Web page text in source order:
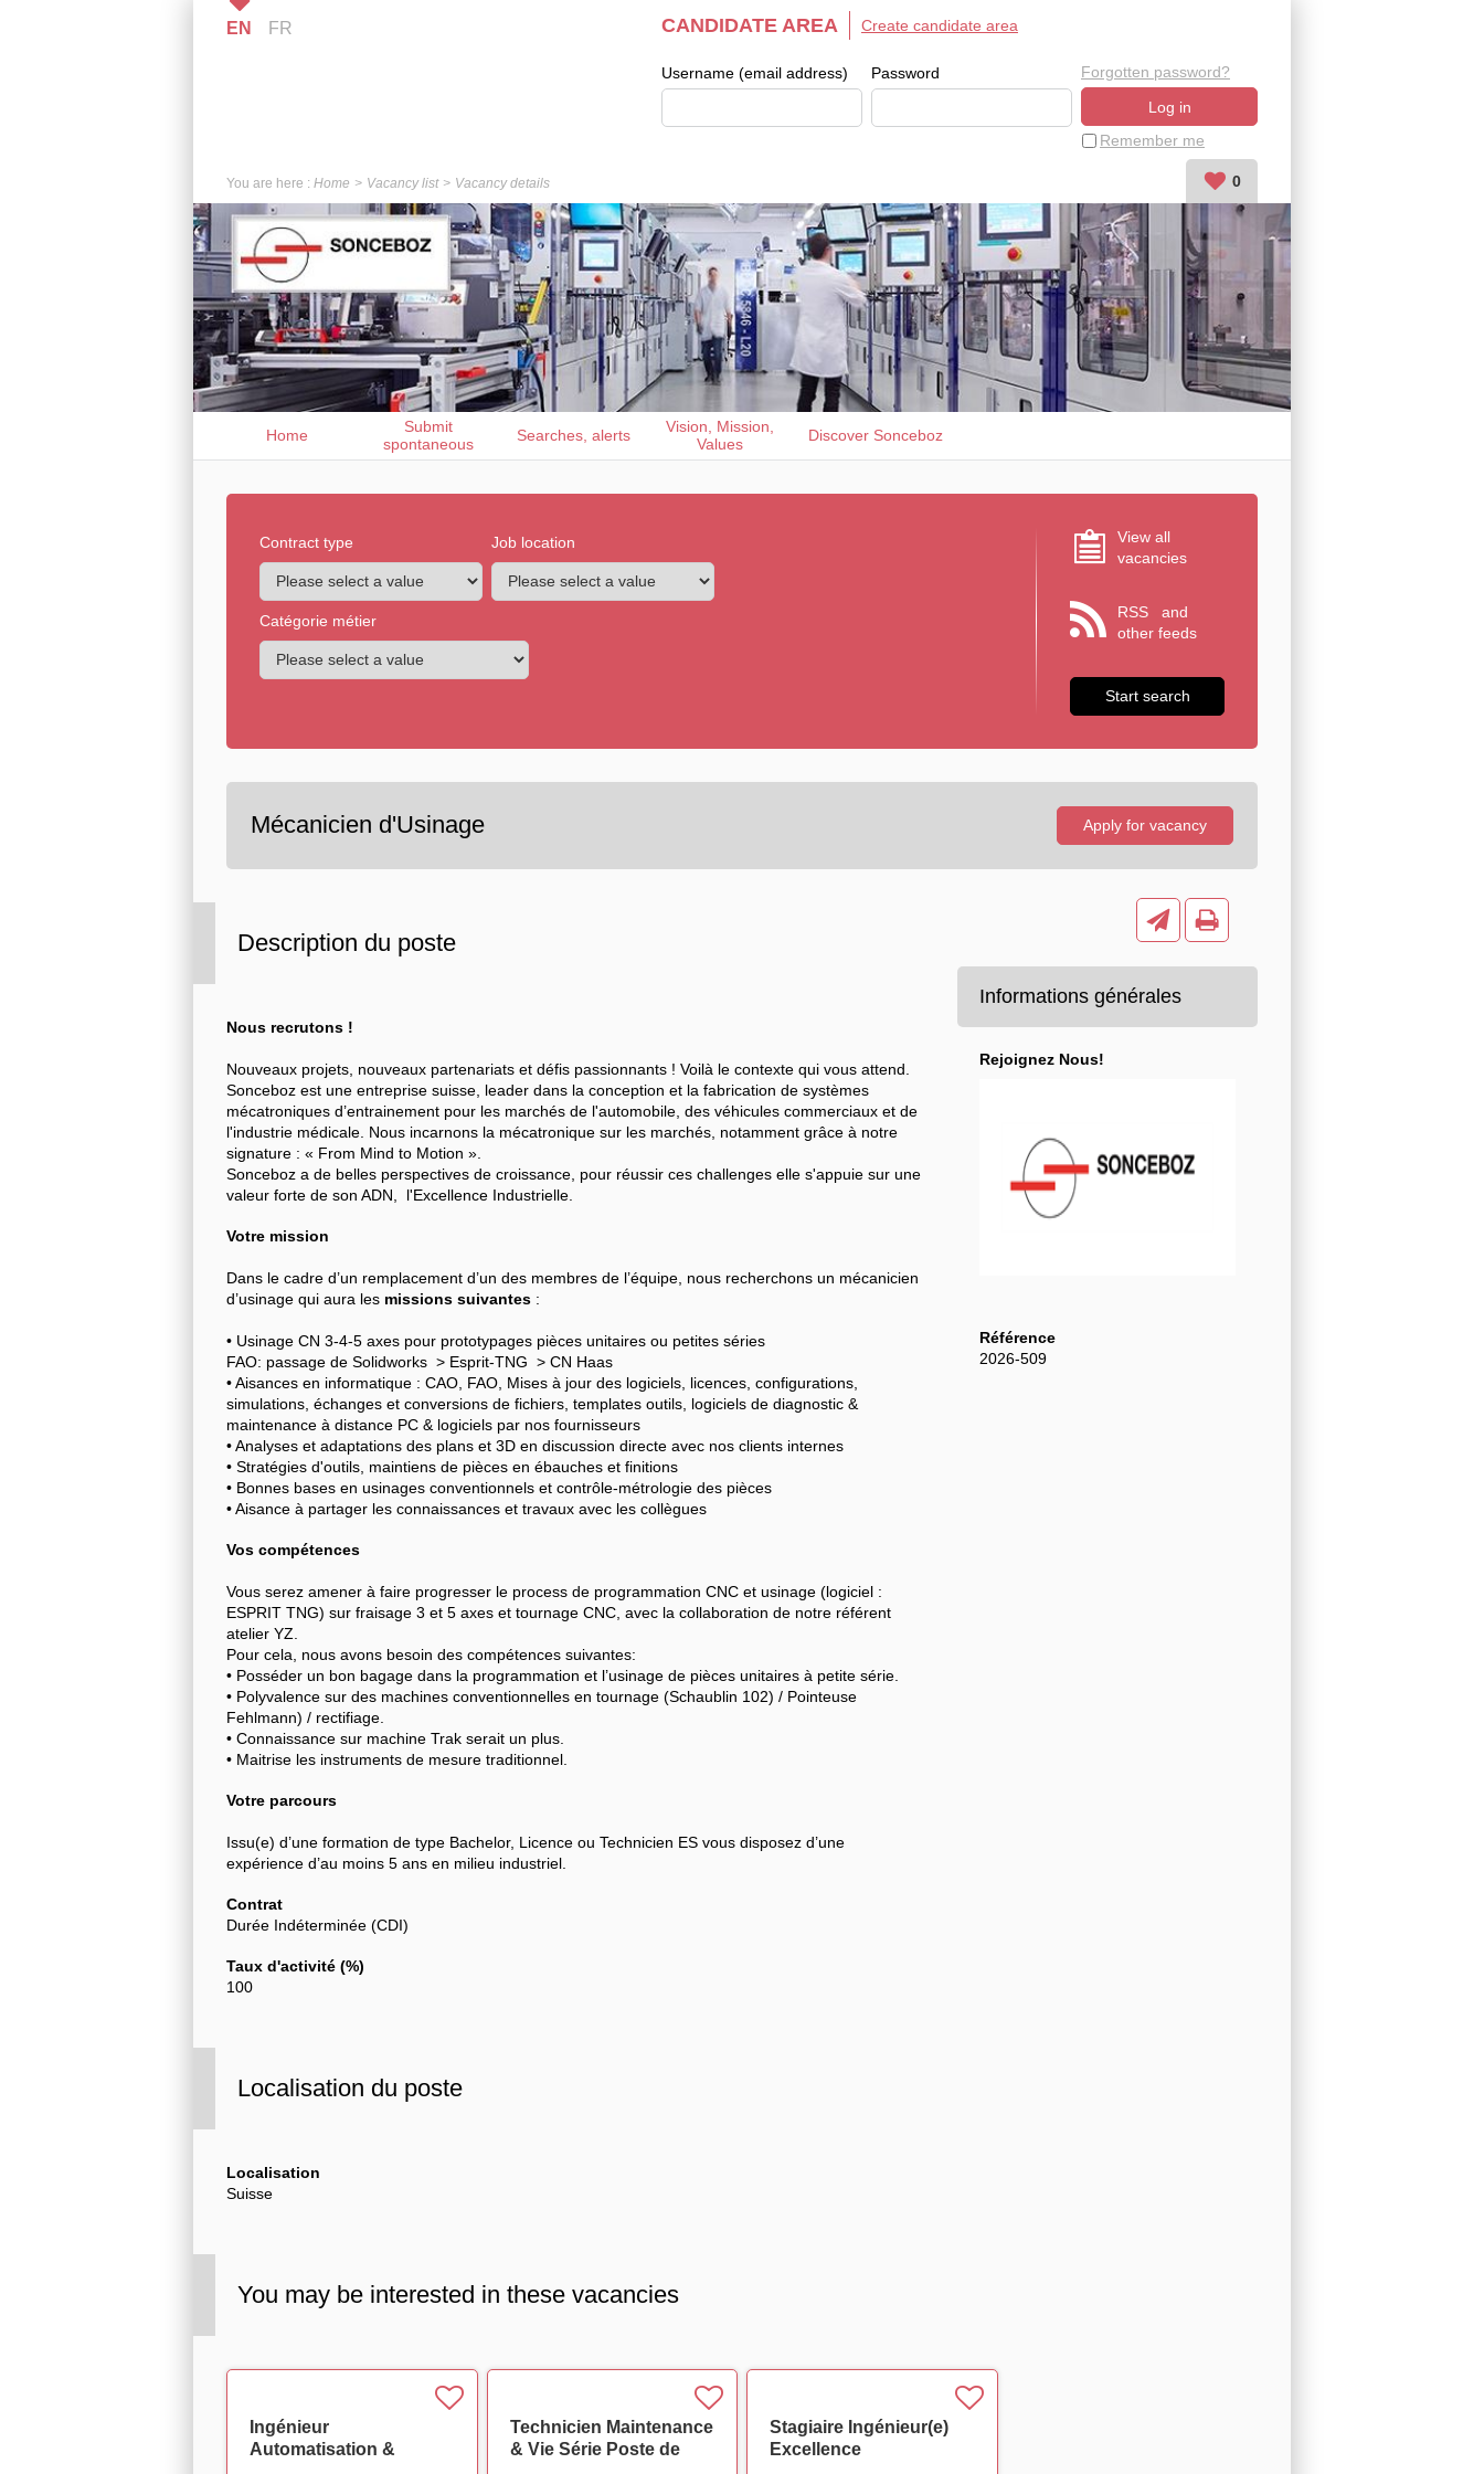
EN FR CANDIDATE AREA
Username (email address) Password
Remember me
Forgotten password?
Create candidate area
You are here : Home Vacancy list Vacancy details 0
Home
Submit
spontaneous
application
Searches, alerts
Vision, Mission,
Values
Discover Sonceboz
Contract type Job location
Catégorie métier
View all
vacancies
RSS
and
other feeds
Mécanicien d'Usinage
Description du poste
Nous recrutons !
Nouveaux projets, nouveaux partenariats et défis passionnants ! Voilà le contexte qui vous attend.
Sonceboz est une entreprise suisse, leader dans la conception et la fabrication de systèmes
mécatroniques d’entrainement pour les marchés de l'automobile, des véhicules commerciaux et de
l'industrie médicale. Nous incarnons la mécatronique sur les marchés, notamment grâce à notre
signature : « From Mind to Motion ».
Sonceboz a de belles perspectives de croissance, pour réussir ces challenges elle s'appuie sur une
valeur forte de son ADN, l'Excellence Industrielle.
Votre mission
Dans le cadre d’un remplacement d’un des membres de l’équipe, nous recherchons un mécanicien
d’usinage qui aura les missions suivantes :
• Usinage CN 3-4-5 axes pour prototypages pièces unitaires ou petites séries
FAO: passage de Solidworks > Esprit-TNG > CN Haas
• Aisances en informatique : CAO, FAO, Mises à jour des logiciels, licences, configurations,
simulations, échanges et conversions de fichiers, templates outils, logiciels de diagnostic &
maintenance à distance PC & logiciels par nos fournisseurs
• Analyses et adaptations des plans et 3D en discussion directe avec nos clients internes
• Stratégies d'outils, maintiens de pièces en ébauches et finitions
• Bonnes bases en usinages conventionnels et contrôle-métrologie des pièces
• Aisance à partager les connaissances et travaux avec les collègues
Vos compétences
Vous serez amener à faire progresser le process de programmation CNC et usinage (logiciel :
ESPRIT TNG) sur fraisage 3 et 5 axes et tournage CNC, avec la collaboration de notre référent
atelier YZ.
Pour cela, nous avons besoin des compétences suivantes:
• Posséder un bon bagage dans la programmation et l’usinage de pièces unitaires à petite série.
• Polyvalence sur des machines conventionnelles en tournage (Schaublin 102) / Pointeuse
Fehlmann) / rectifiage.
• Connaissance sur machine Trak serait un plus.
• Maitrise les instruments de mesure traditionnel.
Votre parcours
Issu(e) d’une formation de type Bachelor, Licence ou Technicien ES vous disposez d’une
expérience d’au moins 5 ans en milieu industriel.
Contrat
Durée Indéterminée (CDI)
Taux d'activité (%)
100
Localisation du poste
Localisation
Suisse
Informations générales
Rejoignez Nous!
Référence
2026-509
You may be interested in these vacancies
Ingénieur
Automatisation &
Technicien Maintenance
& Vie Série Poste de
Stagiaire Ingénieur(e)
Excellence